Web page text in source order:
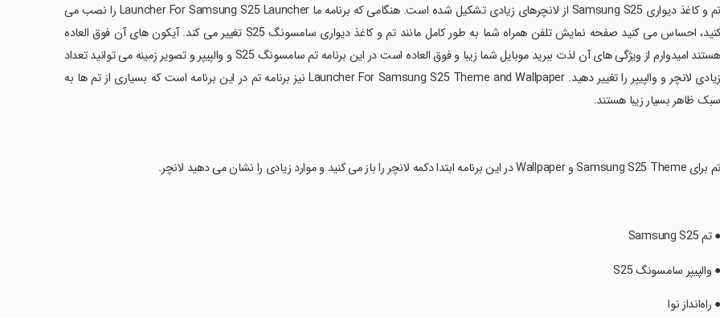
‏تم و کاغذ دیواری Samsung S25 از لانچرهای زیادی تشکیل شده است. هنگامی که برنامه ما Launcher For Samsung S25 Launcher را نصب می
کنید، احساس می کنید صفحه نمایش تلفن همراه شما به طور کامل مانند تم و کاغذ دیواری سامسونگ S25 تغییر می کند. آیکون های آن فوق العاده
هستند امیدوارم از ویژگی های آن لذت ببرید موبایل شما زیبا و فوق العاده است در این برنامه تم سامسونگ S25 و والپیپر و تصویر زمینه می توانید تعداد
زیادی لانچر و والپیپر را تغییر دهید. Launcher For Samsung S25 Theme and Wallpaper نیز برنامه تم در این برنامه است که بسیاری از تم ها به
سبک ظاهر بسیار زیبا هستند.
‏تم برای Samsung S25 Theme و Wallpaper در این برنامه ابتدا دکمه لانچر را باز می کنید و موارد زیادی را نشان می دهید لانچر.
‏● تم Samsung S25
‏● والپیپر سامسونگ S25
‏● راه‌انداز نوا